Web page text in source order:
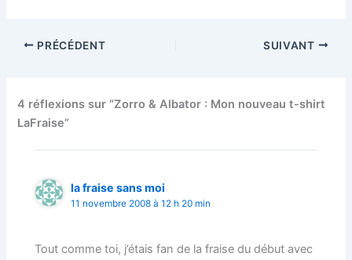
PRÉCÉDENT SUIVANT
4 réflexions sur “Zorro & Albator : Mon nouveau t-shirt
LaFraise”
la fraise sans moi
11 novembre 2008 à 12 h 20 min
Tout comme toi, j’étais fan de la fraise du début avec